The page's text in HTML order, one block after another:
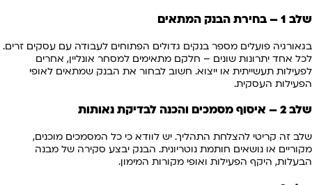
שלב 1 – בחירת הבנק המתאים
בגאורגיה פועלים מספר בנקים גדולים הפתוחים לעבודה עם עסקים זרים.
לכל אחד יתרונות שונים – חלקם מתאימים למסחר אונליין, אחרים
לפעילות תעשייתית או ייצוא. חשוב לבחור את הבנק שמתאים לאופי
הפעילות העסקית.
שלב 2 – איסוף מסמכים והכנה לבדיקת נאותות
שלב זה קריטי להצלחת התהליך. יש לוודא כי כל המסמכים מוכנים,
מקוריים או נושאים חותמת נוטריונית. הבנק יבצע סקירה של מבנה
הבעלות, היקף הפעילות ואופי מקורות המימון.